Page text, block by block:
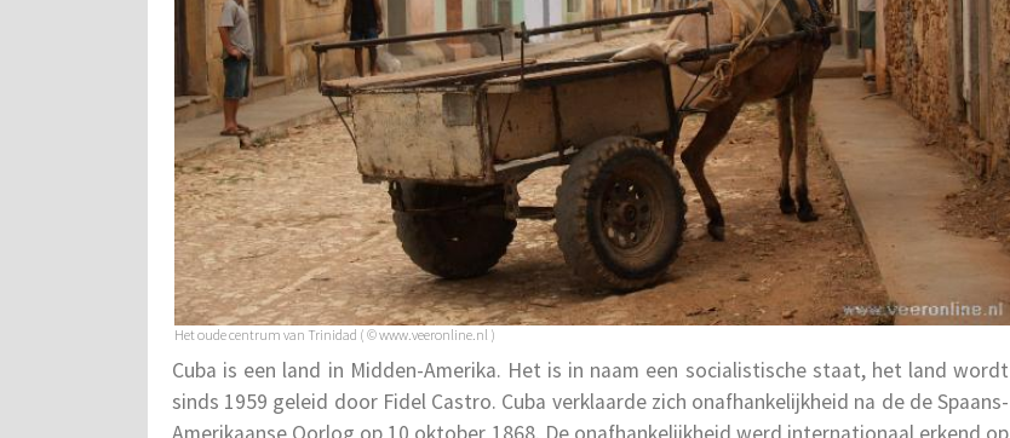
Het oude centrum van Trinidad ( © www.veeronline.nl )
Cuba is een land in Midden-Amerika. Het is in naam een socialistische staat, het land wordt
sinds 1959 geleid door Fidel Castro. Cuba verklaarde zich onafhankelijkheid na de de Spaans-